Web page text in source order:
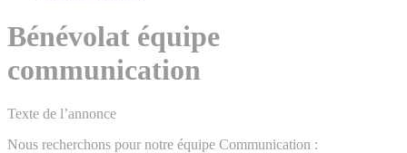
Bénévolat équipe
communication
Texte de l’annonce
Nous recherchons pour notre équipe Communication :